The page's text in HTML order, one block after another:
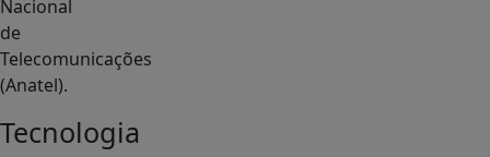
Nacional
de
Telecomunicações
(Anatel).
Tecnologia